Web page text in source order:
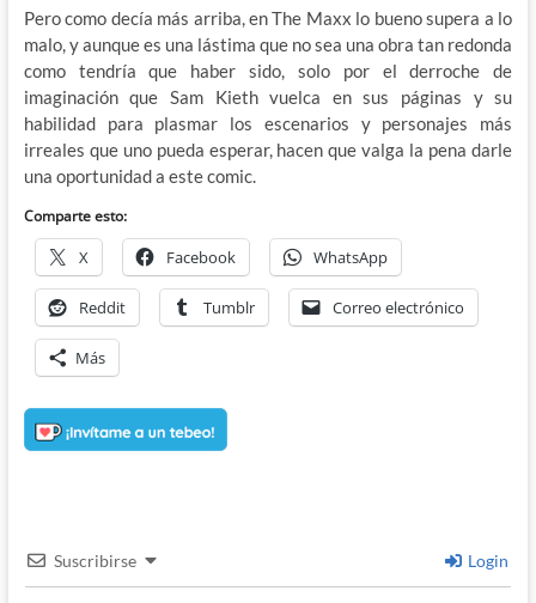
Pero como decía más arriba, en The Maxx lo bueno supera a lo
malo, y aunque es una lástima que no sea una obra tan redonda
como tendría que haber sido, solo por el derroche de
imaginación que Sam Kieth vuelca en sus páginas y su
habilidad para plasmar los escenarios y personajes más
irreales que uno pueda esperar, hacen que valga la pena darle
una oportunidad a este comic.
Comparte esto:
X Facebook WhatsApp
Reddit Tumblr Correo electrónico
Más
Suscribirse Login